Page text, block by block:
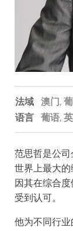
法域 澳门,
语言
葡语
范思哲是公
世界上最大的
因其在综合
受到认可。
他为不同行业